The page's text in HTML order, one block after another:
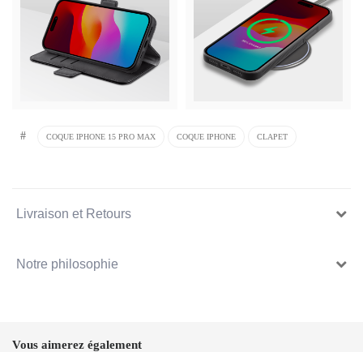
# COQUE IPHONE 15 PRO MAX COQUE IPHONE CLAPET
Livraison et Retours
Notre philosophie
Vous aimerez également